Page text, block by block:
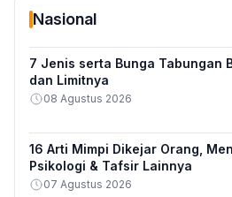
Nasional
7 Jenis serta Bunga Tabungan
dan Limitnya
08 Agustus 2026
16 Arti Mimpi Dikejar Orang,
Psikologi & Tafsir Lainnya
07 Agustus 2026